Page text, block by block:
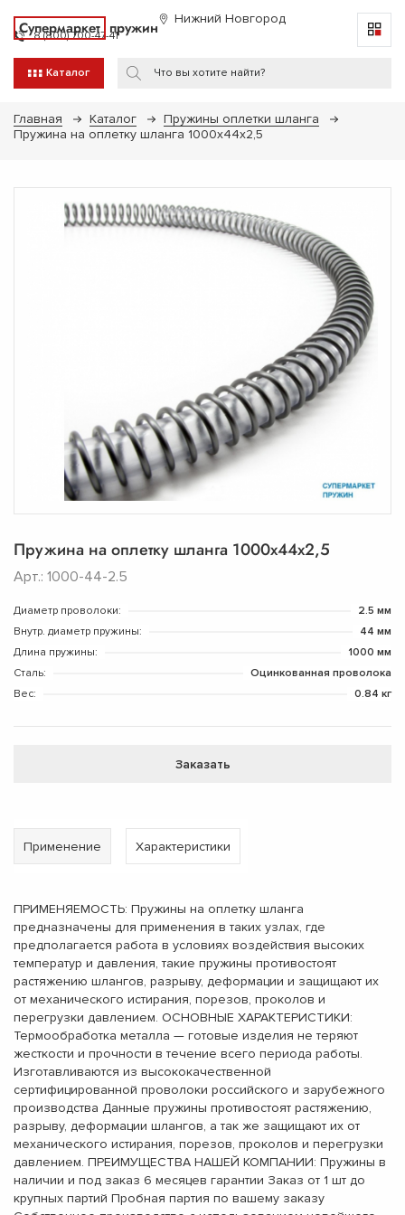
Супермаркет пружин Нижний Новгород
8 (800) 700-47-41
Каталог
Главная Каталог
Пружины оплетки шланга
Пружина на оплетку шланга 1000х44х2,5
Пружина на оплетку шланга 1000х44х2,5
Арт.: 1000-44-2.5
Диаметр проволоки:
2.5 мм
Внутр. диаметр пружины:
44 мм
Длина пружины:
1000 мм
Сталь:
Оцинкованная проволока
Вес:
0.84 кг
Заказать
Применение Характеристики
ПРИМЕНЯЕМОСТЬ: Пружины на оплетку шланга
предназначены для применения в таких узлах, где
предполагается работа в условиях воздействия высоких
температур и давления, такие пружины противостоят
растяжению шлангов, разрыву, деформации и защищают их
от механического истирания, порезов, проколов и
перегрузки давлением. ОСНОВНЫЕ ХАРАКТЕРИСТИКИ:
Термообработка металла — готовые изделия не теряют
жесткости и прочности в течение всего периода работы.
Изготавливаются из высококачественной
сертифицированной проволоки российского и зарубежного
производства Данные пружины противостоят растяжению,
разрыву, деформации шлангов, а так же защищают их от
механического истирания, порезов, проколов и перегрузки
давлением. ПРЕИМУЩЕСТВА НАШЕЙ КОМПАНИИ: Пружины в
наличии и под заказ 6 месяцев гарантии Заказ от 1 шт до
крупных партий Пробная партия по вашему заказу